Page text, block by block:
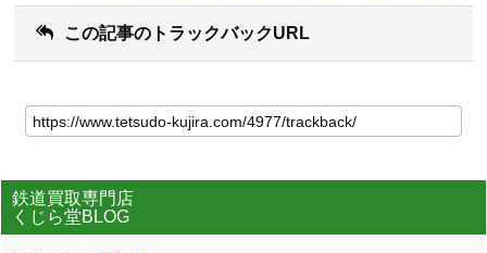
この記事のトラックバックURL
鉄道買取専門店
くじら堂BLOG